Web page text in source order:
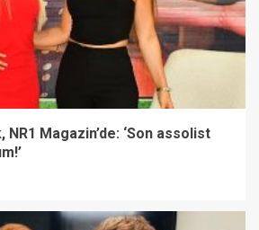
Magazin’de: ‘Son assolist